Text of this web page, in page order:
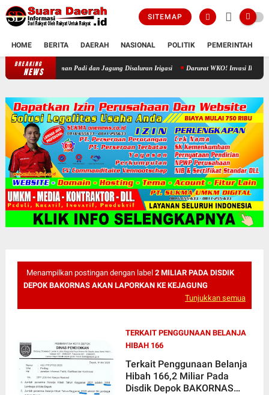
SITEMAP
HOME BERITA DAERAH NASIONAL POLITIK PEMERINTAH
BREAKING
NEWS Akhir Sengketa Air Jono-Gawan, Petani Rela Babat Tanaman Padi dan
Menampilkan postingan dengan label 2 MILIAR PADA DISDIK
DEPOK BAKORNAS AKAN LAPORKAN KE KEJAGUNG
Tunjukkan semua
TERKAIT PENGGUNAAN BELANJA
HIBAH 166
Terkait Penggunaan Belanja
Hibah 166,2 Miliar Pada
Disdik Depok BAKORNAS